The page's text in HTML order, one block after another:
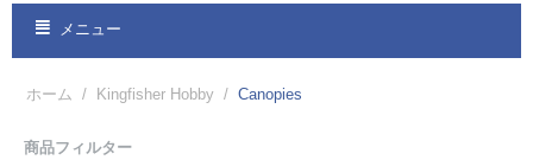
メニュー
ホーム / Kingfisher Hobby / Canopies
商品フィルター